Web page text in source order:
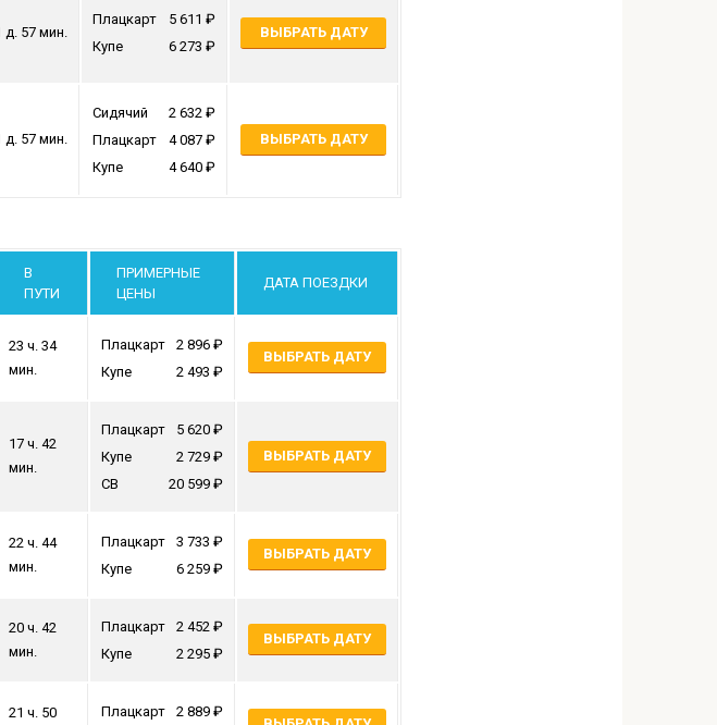
д. 57 мин.
Плацкарт
5 611
Купе
6 273
ВЫБРАТЬ ДАТУ
д. 57 мин.
Сидячий
2 632
Плацкарт
4 087
Купе
4 640
ВЫБРАТЬ ДАТУ
В
ПУТИ
ПРИМЕРНЫЕ
ЦЕНЫ
ДАТА ПОЕЗДКИ
23 ч. 34
мин.
Плацкарт
2 896
Купе
2 493
ВЫБРАТЬ ДАТУ
17 ч. 42
мин.
Плацкарт
5 620
Купе
2 729
СВ
20 599
ВЫБРАТЬ ДАТУ
22 ч. 44
мин.
Плацкарт
3 733
Купе
6 259
ВЫБРАТЬ ДАТУ
20 ч. 42
мин.
Плацкарт
2 452
Купе
2 295
ВЫБРАТЬ ДАТУ
21 ч. 50
Плацкарт
2 889